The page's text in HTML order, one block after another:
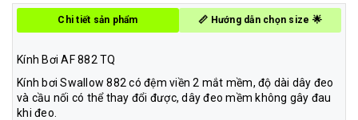
Chi tiết sản phẩm 📏 Hướng dẫn chọn size 🌟
Kính Bơi AF 882 TQ
Kính bơi Swallow 882 có đệm viền 2 mắt mềm, độ dài dây đeo
và cầu nối có thể thay đổi được, dây đeo mềm không gây đau
khi đeo.